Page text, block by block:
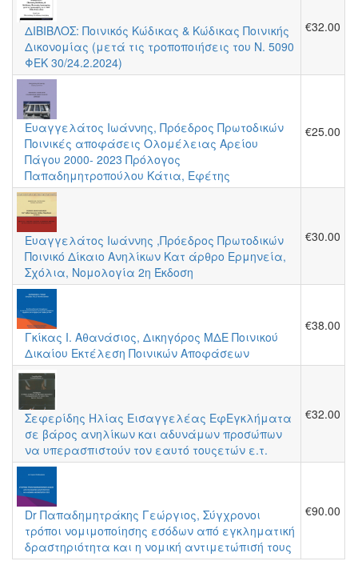
ΔΙΒΙΒΛΟΣ: Ποινικός Κώδικας & Κώδικας Ποινικής
Δικονομίας (μετά τις τροποποιήσεις του Ν. 5090
ΦΕΚ 30/24.2.2024)
€32.00
Ευαγγελάτος Ιωάννης, Πρόεδρος Πρωτοδικών
Ποινικές αποφάσεις Ολομέλειας Αρείου
Πάγου 2000- 2023 Πρόλογος
Παπαδημητροπούλου Κάτια, Εφέτης
€25.00
Ευαγγελάτος Ιωάννης ,Πρόεδρος Πρωτοδικών
Ποινικό Δίκαιο Ανηλίκων Κατ άρθρο Ερμηνεία,
Σχόλια, Νομολογία 2η Έκδοση
€30.00
Γκίκας Ι. Αθανάσιος, Δικηγόρος ΜΔΕ Ποινικού
Δικαίου Εκτέλεση Ποινικών Αποφάσεων
€38.00
Σεφερίδης Ηλίας Εισαγγελέας ΕφΕγκλήματα
σε βάρος ανηλίκων και αδυνάμων προσώπων
να υπερασπιστούν τον εαυτό τουςετών ε.τ.
€32.00
Dr Παπαδημητράκης Γεώργιος, Σύγχρονοι
τρόποι νομιμοποίησης εσόδων από εγκληματική
δραστηριότητα και η νομική αντιμετώπισή τους
€90.00